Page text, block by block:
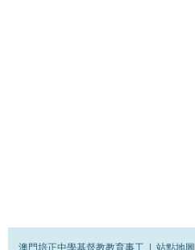
澳門培正中學基督教教育事工 | 站點地圖